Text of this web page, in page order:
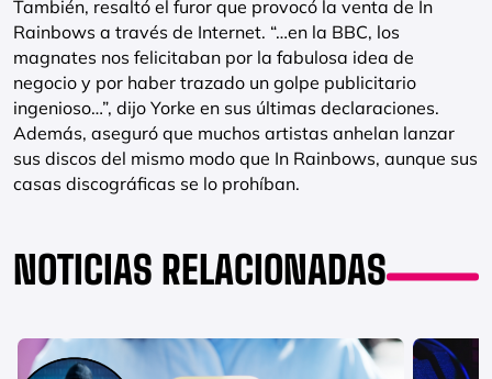
También, resaltó el furor que provocó la venta de In
Rainbows a través de Internet. “…en la BBC, los
magnates nos felicitaban por la fabulosa idea de
negocio y por haber trazado un golpe publicitario
ingenioso…”, dijo Yorke en sus últimas declaraciones.
Además, aseguró que muchos artistas anhelan lanzar
sus discos del mismo modo que In Rainbows, aunque sus
casas discográficas se lo prohíban.
NOTICIAS RELACIONADAS